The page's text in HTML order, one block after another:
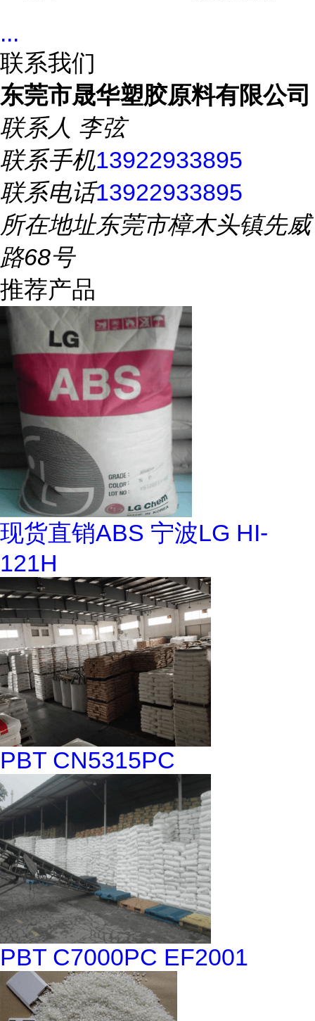
...
联系我们
东莞市晟华塑胶原料有限公司
联系人 李弦
联系手机13922933895
联系电话13922933895
所在地址东莞市樟木头镇先威
路68号
推荐产品
现货直销ABS 宁波LG HI-
121H
PBT CN5315PC
PBT C7000PC EF2001